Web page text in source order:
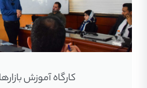
کارگاه آموزش